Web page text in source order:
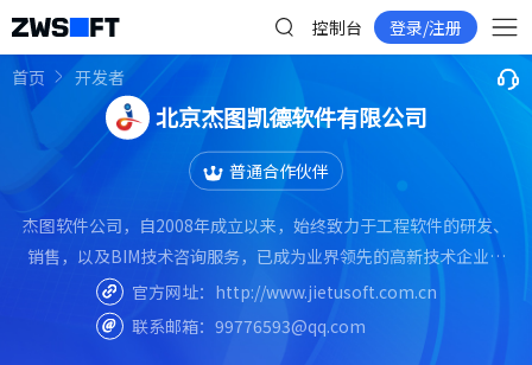
控制台 登录/注册
首页 开发者
北京杰图凯德软件有限公司
普通合作伙伴
杰图软件公司，自2008年成立以来，始终致力于工程软件的研发、
销售，以及BIM技术咨询服务，已成为业界领先的高新技术企业。
我们汇聚了业内专家和资深研发团队，以技术创新为动力，不断推
动公司向前发展。目前，我们旗下拥有北京杰图凯德软件有限公
司、洛阳杰图软件有限公司、成都杰图软件有限公司和世纪杰图软
官方网址： http://www.jietusoft.com.cn
联系邮箱： 99776593@qq.com